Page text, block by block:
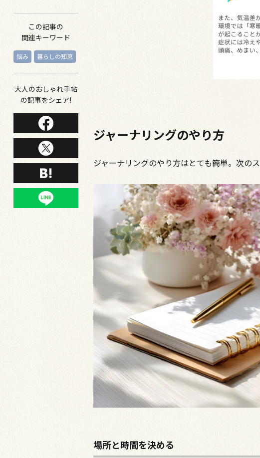
この記事の
関連キーワード
悩み 暮らしの知恵
大人のおしゃれ手帖
の記事をシェア!
ジャーナリングのやり方
ジャーナリングのやり方はとても簡単。次の
場所と時間を決める